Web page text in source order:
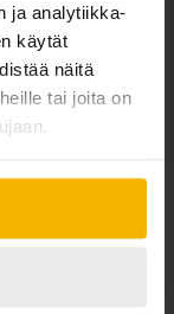
ja analytiikka-
käytät
näitä
tai joita on
pian
pitkän
Aircraft).